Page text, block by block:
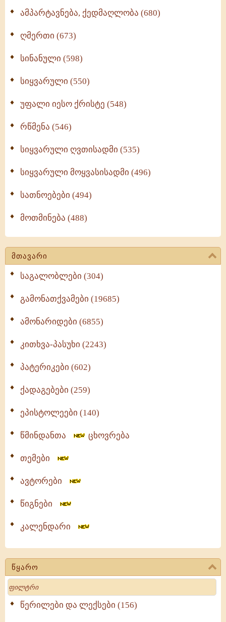
ამპარტავნება, ქედმაღლობა (680)
ღმერთი (673)
სინანული (598)
სიყვარული (550)
უფალი იესო ქრისტე (548)
რწმენა (546)
სიყვარული ღვთისადმი (535)
სიყვარული მოყვასისადმი (496)
სათნოებები (494)
მოთმინება (488)
მთავარი
საგალობლები (304)
გამონათქვამები (19685)
ამონარიდები (6855)
კითხვა-პასუხი (2243)
პატერიკები (602)
ქადაგებები (259)
ეპისტოლეები (140)
წმინდანთა ცხოვრება
თემები
ავტორები
წიგნები
კალენდარი
წყარო
Search
წერილები და ლექსები (156)